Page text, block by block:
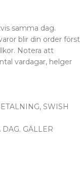
samma dag.
blir din order först
Notera att
vardagar, helger
SWISH
GÄLLER